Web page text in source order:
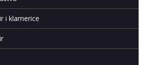
i klamerice